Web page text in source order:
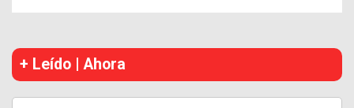
+ Leído | Ahora